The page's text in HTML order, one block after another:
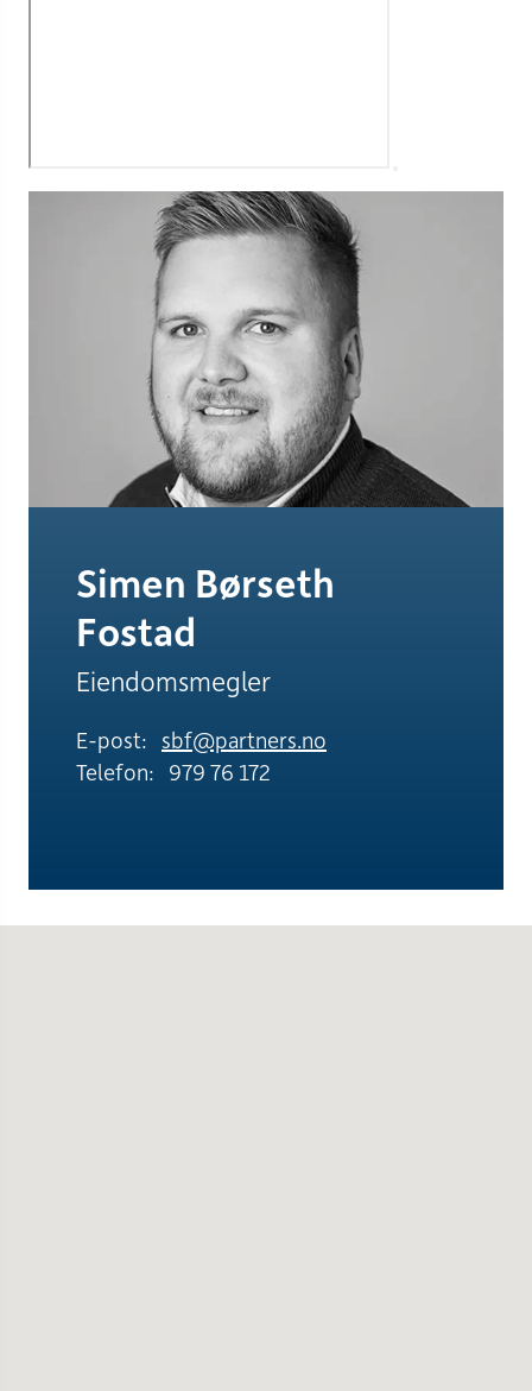
Simen Børseth
Fostad
Eiendomsmegler
E-post: sbf@partners.no
Telefon: 979 76 172